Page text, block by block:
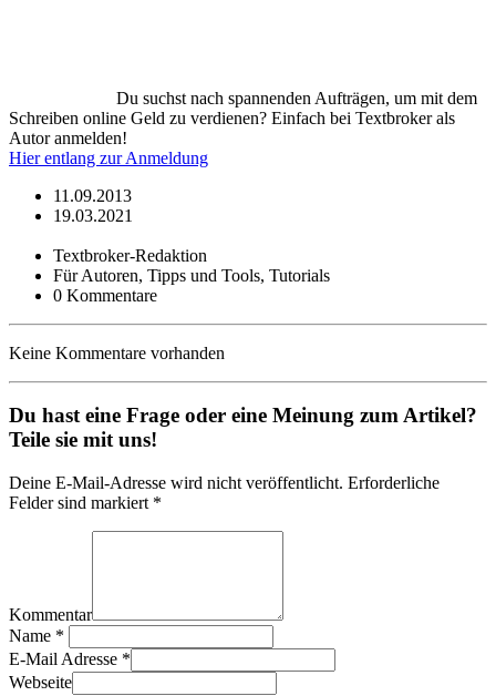
Du suchst nach spannenden Aufträgen, um mit dem
Schreiben online Geld zu verdienen? Einfach bei Textbroker als
Autor anmelden!
Hier entlang zur Anmeldung
11.09.2013
19.03.2021
Textbroker-Redaktion
Für Autoren, Tipps und Tools, Tutorials
0 Kommentare
Keine Kommentare vorhanden
Du hast eine Frage oder eine Meinung zum Artikel?
Teile sie mit uns!
Deine E-Mail-Adresse wird nicht veröffentlicht. Erforderliche
Felder sind markiert *
Kommentar
Name *
E-Mail Adresse *
Webseite